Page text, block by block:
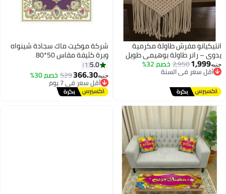
انتيكيانو مفرش طاولة مكرمية
يدوي – رانر طاولة بوهيمي طويل
لطاولة الطعام وطاولة القهوة
وحفلات الزفاف والديكور الريفي –
جنيه1,999
2,950خصم 32%
أقل سعر في السنة
توصيل مجاني
أقل سعر في السنة
شركة موكيت ماك سجادة شينواه
وبرة كثيفة مقاس 50*80
5.0
1
جنيه366.30
529 خصم 30% أقل سعر في 7 يوم
توصيل مجاني
أقل سعر في 7 يوم